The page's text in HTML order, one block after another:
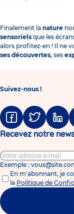
Finalement la nature
sensoriels que les
alors profitez-en ! Il ne
ses découvertes, ses
Suivez-nous !
FacebookTwitter Linkedin
Recevez notre
Exemple :
En m'abonnant, je
la Politique de